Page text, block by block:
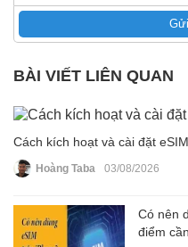
BÀI VIẾT LIÊN QUAN
Cách kích hoạt và cài đặt
Hoàng Taba 03/08/2026
Có nên
điểm